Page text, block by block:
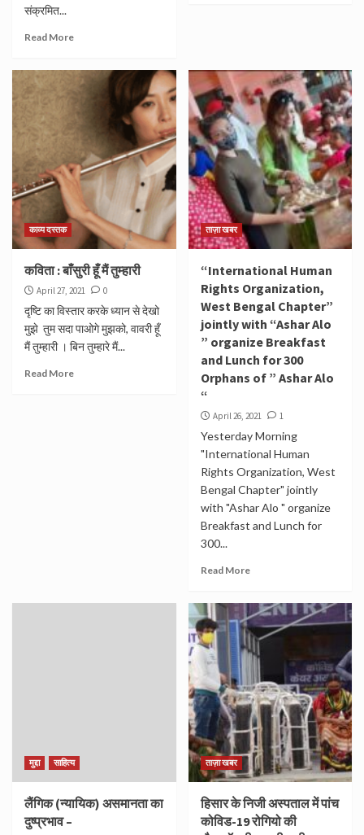
संक्रमित...
Read More
काव्य दस्तक
कविता : बाँसुरी हूँ मैं तुम्हारी
April 27, 2021 0
दृष्टि का विस्तार करके ध्यान से देखो
मुझे तुम सदा पाओगे मुझको, वावरी हूँ
मैं तुम्हारी । बिन तुम्हारे मैं...
Read More
ताज़ा खबर
“International Human
Rights Organization,
West Bengal Chapter”
jointly with “Ashar Alo
” organize Breakfast
and Lunch for 300
Orphans of ” Ashar Alo
“
April 26, 2021 1
Yesterday Morning
"International Human
Rights Organization, West
Bengal Chapter" jointly
with "Ashar Alo " organize
Breakfast and Lunch for
300...
Read More
मुद्दा साहित्य
लैंगिक (न्यायिक) असमानता का
दुष्प्रभाव –
ताज़ा खबर
हिसार के निजी अस्पताल में पांच
कोविड-19 रोगियो की